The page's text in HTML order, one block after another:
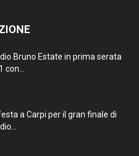
Bruno Estate in prima serata
con...
a Carpi per il gran finale di